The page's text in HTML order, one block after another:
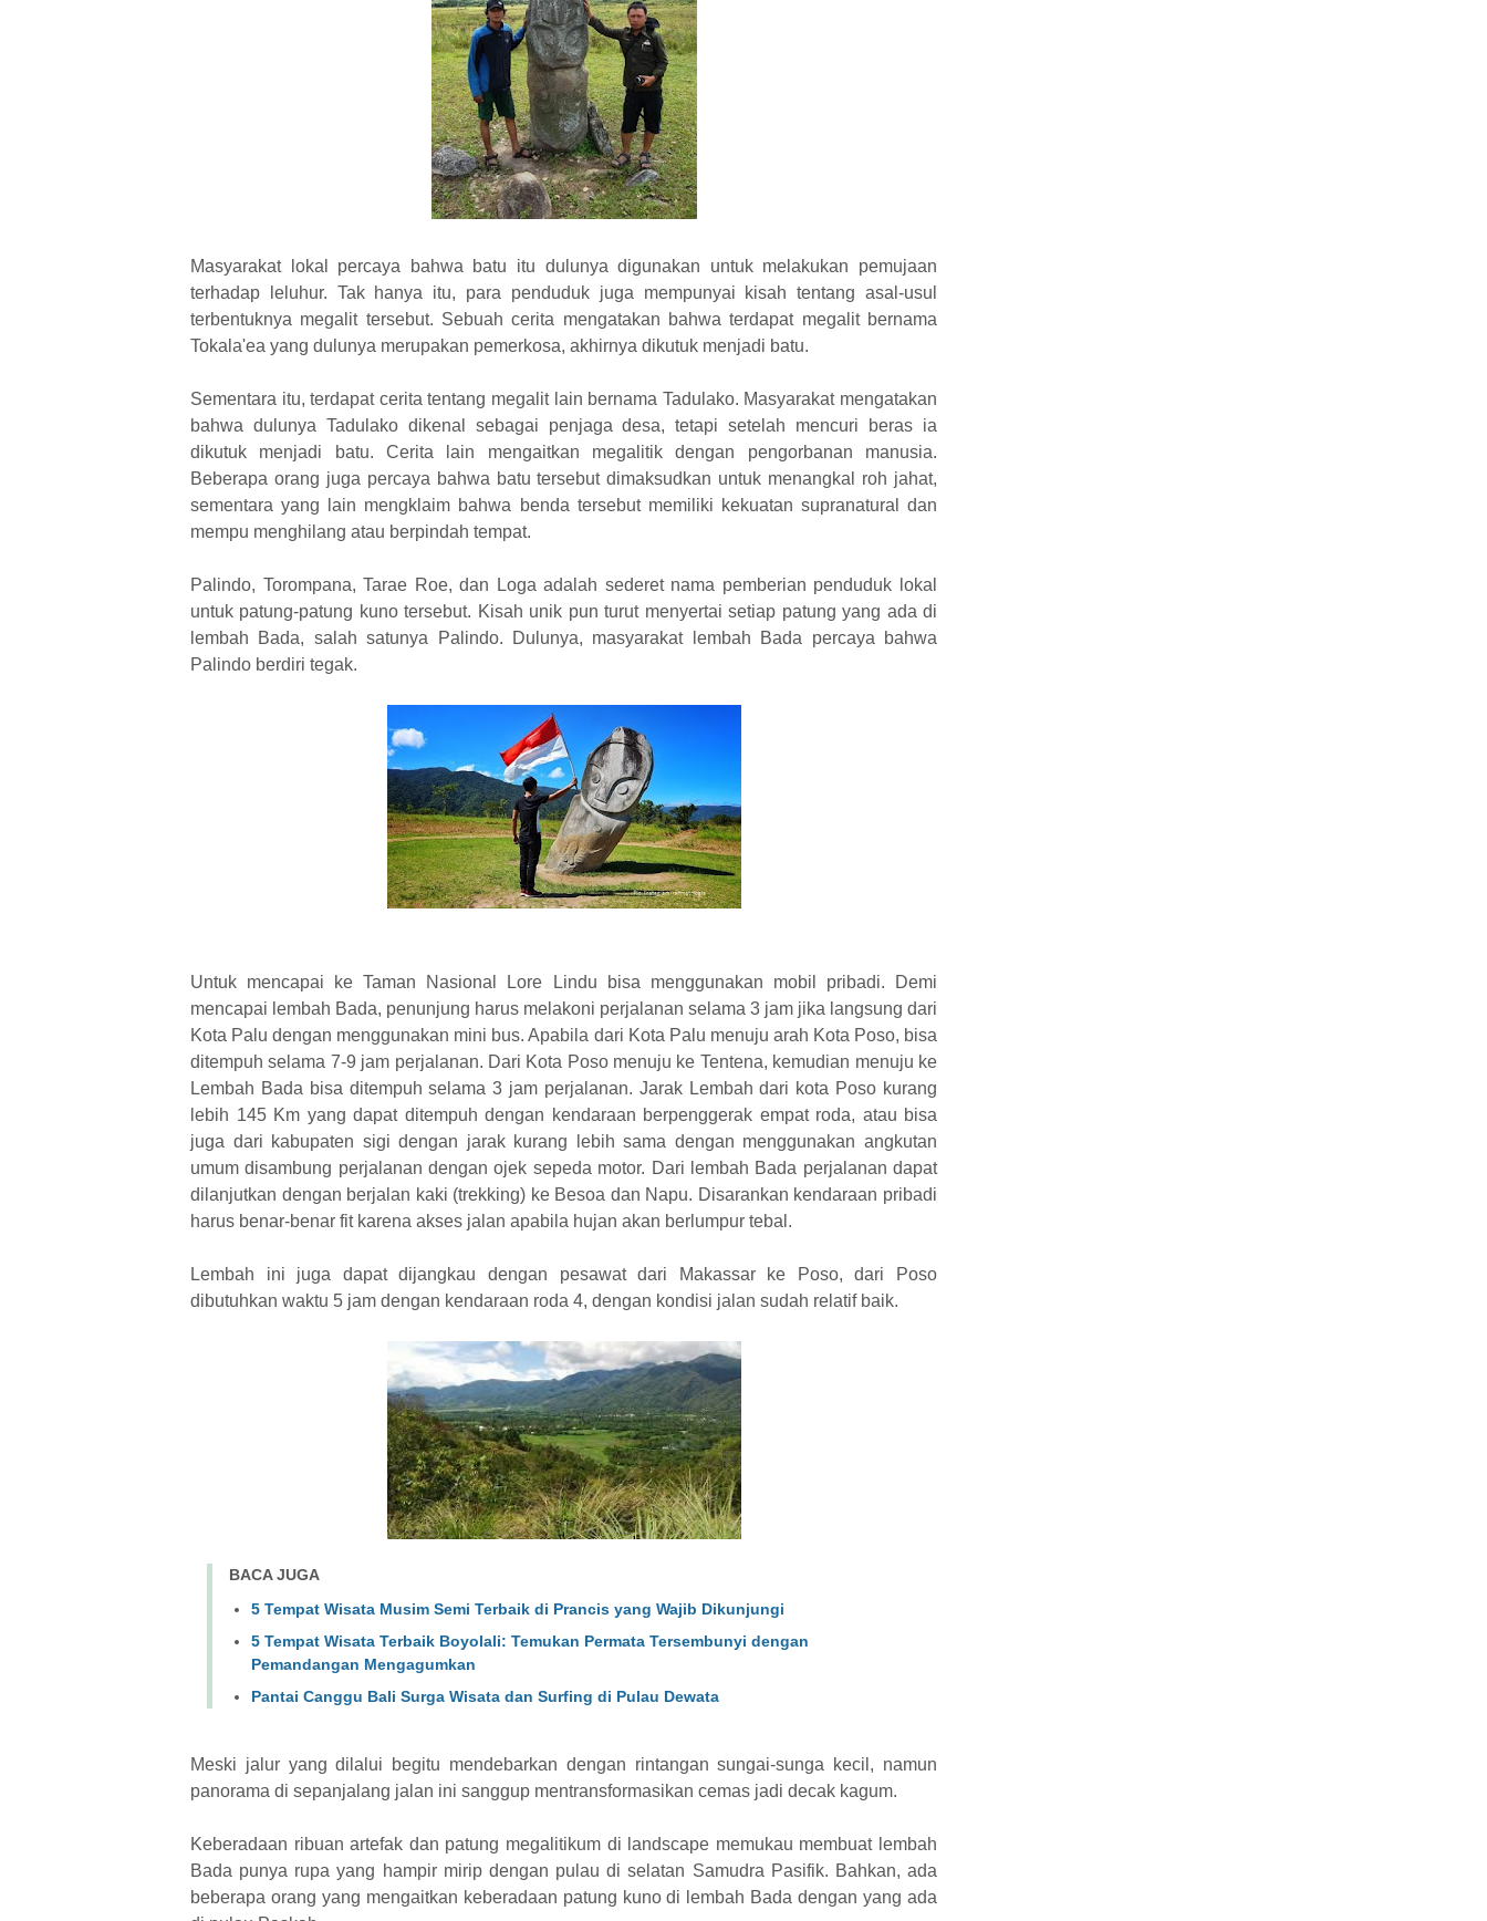
Masyarakat lokal percaya bahwa batu itu dulunya digunakan untuk melakukan pemujaan
terhadap leluhur. Tak hanya itu, para penduduk juga mempunyai kisah tentang asal-usul
terbentuknya megalit tersebut. Sebuah cerita mengatakan bahwa terdapat megalit bernama
Tokala'ea yang dulunya merupakan pemerkosa, akhirnya dikutuk menjadi batu.
Sementara itu, terdapat cerita tentang megalit lain bernama Tadulako. Masyarakat mengatakan
bahwa dulunya Tadulako dikenal sebagai penjaga desa, tetapi setelah mencuri beras ia
dikutuk menjadi batu. Cerita lain mengaitkan megalitik dengan pengorbanan manusia.
Beberapa orang juga percaya bahwa batu tersebut dimaksudkan untuk menangkal roh jahat,
sementara yang lain mengklaim bahwa benda tersebut memiliki kekuatan supranatural dan
mempu menghilang atau berpindah tempat.
Palindo, Torompana, Tarae Roe, dan Loga adalah sederet nama pemberian penduduk lokal
untuk patung-patung kuno tersebut. Kisah unik pun turut menyertai setiap patung yang ada di
lembah Bada, salah satunya Palindo. Dulunya, masyarakat lembah Bada percaya bahwa
Palindo berdiri tegak.
Untuk mencapai ke Taman Nasional Lore Lindu bisa menggunakan mobil pribadi. Demi
mencapai lembah Bada, penunjung harus melakoni perjalanan selama 3 jam jika langsung dari
Kota Palu dengan menggunakan mini bus. Apabila dari Kota Palu menuju arah Kota Poso, bisa
ditempuh selama 7-9 jam perjalanan. Dari Kota Poso menuju ke Tentena, kemudian menuju ke
Lembah Bada bisa ditempuh selama 3 jam perjalanan. Jarak Lembah dari kota Poso kurang
lebih 145 Km yang dapat ditempuh dengan kendaraan berpenggerak empat roda, atau bisa
juga dari kabupaten sigi dengan jarak kurang lebih sama dengan menggunakan angkutan
umum disambung perjalanan dengan ojek sepeda motor. Dari lembah Bada perjalanan dapat
dilanjutkan dengan berjalan kaki (trekking) ke Besoa dan Napu. Disarankan kendaraan pribadi
harus benar-benar fit karena akses jalan apabila hujan akan berlumpur tebal.
Lembah ini juga dapat dijangkau dengan pesawat dari Makassar ke Poso, dari Poso
dibutuhkan waktu 5 jam dengan kendaraan roda 4, dengan kondisi jalan sudah relatif baik.
BACA JUGA
5 Tempat Wisata Musim Semi Terbaik di Prancis yang Wajib Dikunjungi
5 Tempat Wisata Terbaik Boyolali: Temukan Permata Tersembunyi dengan
Pemandangan Mengagumkan
Pantai Canggu Bali Surga Wisata dan Surfing di Pulau Dewata
Meski jalur yang dilalui begitu mendebarkan dengan rintangan sungai-sunga kecil, namun
panorama di sepanjalang jalan ini sanggup mentransformasikan cemas jadi decak kagum.
Keberadaan ribuan artefak dan patung megalitikum di landscape memukau membuat lembah
Bada punya rupa yang hampir mirip dengan pulau di selatan Samudra Pasifik. Bahkan, ada
beberapa orang yang mengaitkan keberadaan patung kuno di lembah Bada dengan yang ada